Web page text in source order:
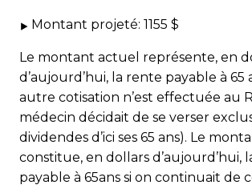
Montant projeté: 1155 $
Le montant actuel représente, en
d’aujourd’hui, la rente payable à 65
autre cotisation n’est effectuée au
médecin décidait de se verser
dividendes d’ici ses 65 ans). Le
constitue, en dollars d’aujourd’hui,
payable à 65ans si on continuait de